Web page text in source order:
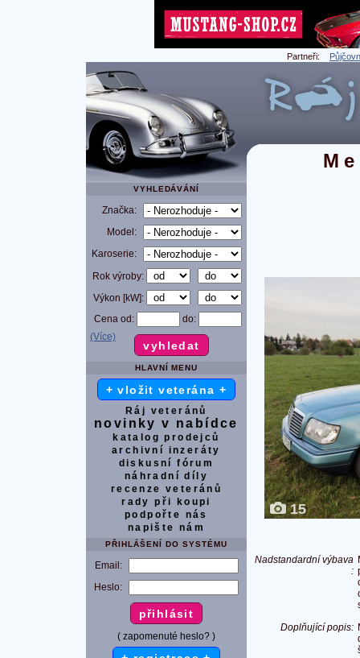
Partneři:
VYHLEDÁVÁNÍ
Značka:
Model:
Karoserie:
Rok výroby:
Výkon [kW]:
Cena od:
do:
(Více)
HLAVNÍ MENU
+ vložit veterána +
Ráj veteránů
novinky v nabídce
katalog prodejců
archivní inzeráty
diskusní fórum
náhradní díly
recenze veteránů
rady při koupi
podpořte nás
napište nám
PŘIHLÁŠENÍ DO SYSTÉMU
Email:
Heslo:
( zapomenuté heslo? )
15
Nadstandardní výbava
:
Doplňující popis: